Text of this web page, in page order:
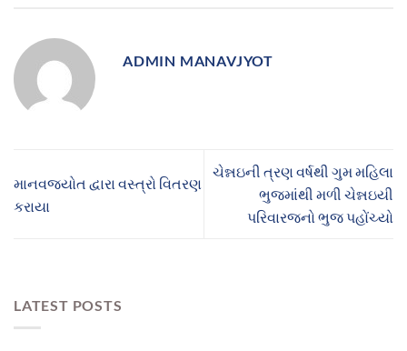
ADMIN MANAVJYOT
માનવજ્યોત દ્વારા વસ્ત્રો વિતરણ
કરાયા
ચેન્નઇની ત્રણ વર્ષથી ગુમ મહિલા
ભુજમાંથી મળી ચેન્નઇયી
પરિવારજનો ભુજ પહોંચ્યો
LATEST POSTS